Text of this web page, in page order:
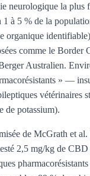
neurologique la plus
à 5 % de la
organique
comme le Border
Australien.
» —
vétérinaires
de potassium).
de McGrath et
2,5 mg/kg de